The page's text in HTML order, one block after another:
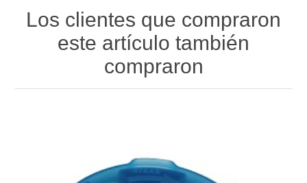
Los clientes que compraron
este artículo también
compraron